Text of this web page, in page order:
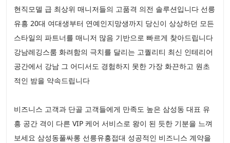
현직모델 급 최상위 매니저들의 고품격 의전 솔루션입니다 선릉
유흥 20대 여대생부터 연예인지망생까지 당신이 상상하던 모든
스타일의 파트너를 매니저 많음 기반으로 빠르게 찾아드립니다
강남레깅스룸 화려함의 극치를 달리는 고퀄리티 최신 인테리어
공간에서 강남 그 어디서도 경험하지 못한 가장 화끈하고 원초
적인 밤을 약속드립니다
비즈니스 고객과 단골 고객들에게 만족도 높은 삼성동 대표 유
흥 공간 격이 다른 VIP 케어 서비스로 왕이 된 듯한 기분을 느껴
보세요 삼성동풀싸롱 선릉유흥접대 성공적인 비즈니스 계약을